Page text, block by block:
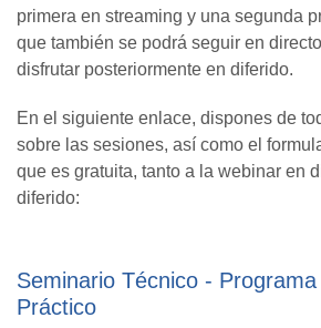
primera en streaming y una segunda
que también se podrá seguir en
disfrutar posteriormente en diferido.
En el siguiente enlace, dispones de
sobre las sesiones, así como el
que es gratuita, tanto a la webinar en
diferido:
Seminario Técnico -
Práctico